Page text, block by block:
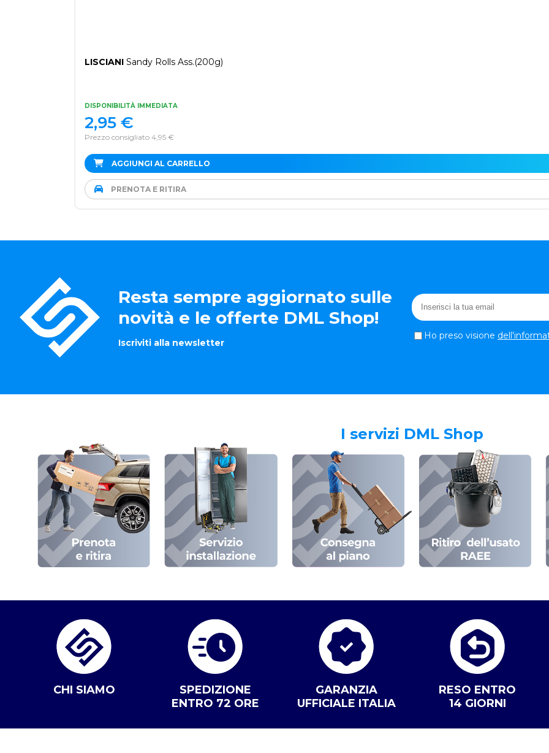
LISCIANISandy Rolls Ass.(200g)
DISPONIBILITÀ IMMEDIATA
Prezzo consigliato 4,95 €
2,95 €
AGGIUNGI AL CARRELLO
PRENOTA E RITIRA
Resta sempre aggiornato sulle
novità e le offerte DML Shop!
Iscriviti alla newsletter
Ho preso visione
I servizi DML Shop
CHI SIAMO
SPEDIZIONE
ENTRO 72 ORE
GARANZIA
UFFICIALE ITALIA
RESO ENTRO
14 GIORNI